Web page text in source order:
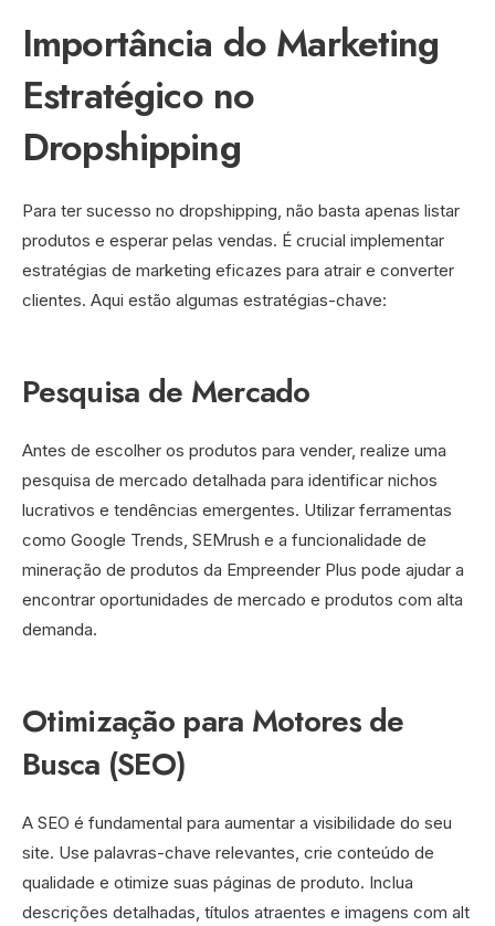
Importância do Marketing
Estratégico no
Dropshipping
Para ter sucesso no dropshipping, não basta apenas listar
produtos e esperar pelas vendas. É crucial implementar
estratégias de marketing eficazes para atrair e converter
clientes. Aqui estão algumas estratégias-chave:
Pesquisa de Mercado
Antes de escolher os produtos para vender, realize uma
pesquisa de mercado detalhada para identificar nichos
lucrativos e tendências emergentes. Utilizar ferramentas
como Google Trends, SEMrush e a funcionalidade de
mineração de produtos da Empreender Plus pode ajudar a
encontrar oportunidades de mercado e produtos com alta
demanda.
Otimização para Motores de
Busca (SEO)
A SEO é fundamental para aumentar a visibilidade do seu
site. Use palavras-chave relevantes, crie conteúdo de
qualidade e otimize suas páginas de produto. Inclua
descrições detalhadas, títulos atraentes e imagens com alt